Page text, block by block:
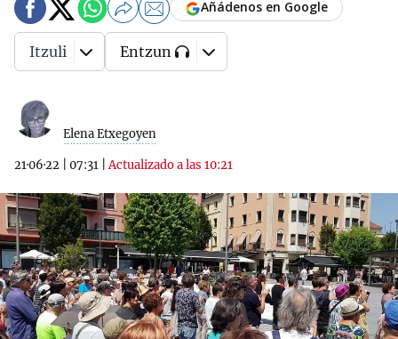
Elena Etxegoyen
21·06·22 07:31 |Actualizado a las 10:21
Añádenos en Google
Itzuli Entzun